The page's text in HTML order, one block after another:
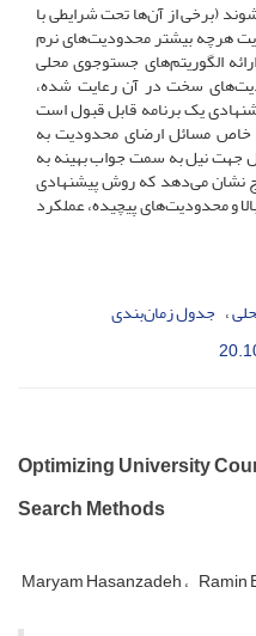
(برخی از آن‌ها تحت شرایطی با
هرچه بیشتر محدودیت‌های نرم
الگوریتم‌های جست­وجوی محلی
سخت در آن رعایت شده،
یک برنامه قابل قبول است
خاص مسائل ارضای محدودیت به
جهت نیل به سمت جواب بهینه به
نشان می‌دهد که روش پیشنهادی
و محدودیت‌های پیچیده، عملکرد
جدول زمان‌بندی
Optimizing University
Search Methods
Maryam Hasanzadeh Ramin